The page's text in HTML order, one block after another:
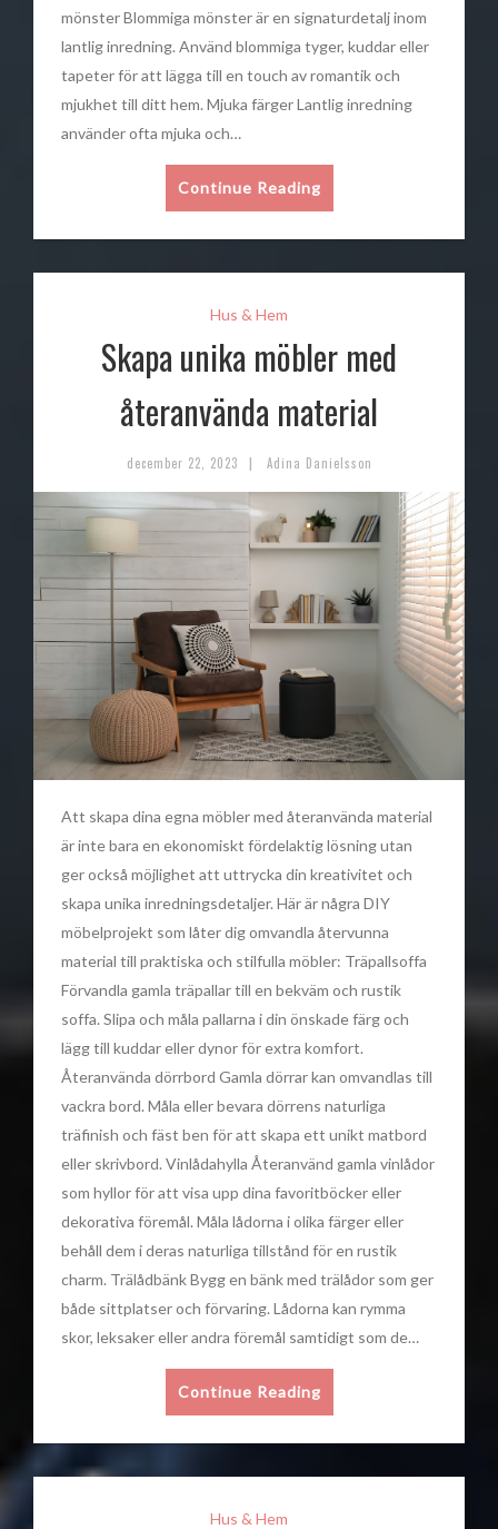
mönster Blommiga mönster är en signaturdetalj inom
lantlig inredning. Använd blommiga tyger, kuddar eller
tapeter för att lägga till en touch av romantik och
mjukhet till ditt hem. Mjuka färger Lantlig inredning
använder ofta mjuka och…
Continue Reading
Hus & Hem
Skapa unika möbler med
återanvända material
december 22, 2023 | Adina Danielsson
Att skapa dina egna möbler med återanvända material
är inte bara en ekonomiskt fördelaktig lösning utan
ger också möjlighet att uttrycka din kreativitet och
skapa unika inredningsdetaljer. Här är några DIY
möbelprojekt som låter dig omvandla återvunna
material till praktiska och stilfulla möbler: Träpallsoffa
Förvandla gamla träpallar till en bekväm och rustik
soffa. Slipa och måla pallarna i din önskade färg och
lägg till kuddar eller dynor för extra komfort.
Återanvända dörrbord Gamla dörrar kan omvandlas till
vackra bord. Måla eller bevara dörrens naturliga
träfinish och fäst ben för att skapa ett unikt matbord
eller skrivbord. Vinlådahylla Återanvänd gamla vinlådor
som hyllor för att visa upp dina favoritböcker eller
dekorativa föremål. Måla lådorna i olika färger eller
behåll dem i deras naturliga tillstånd för en rustik
charm. Trälådbänk Bygg en bänk med trälådor som ger
både sittplatser och förvaring. Lådorna kan rymma
skor, leksaker eller andra föremål samtidigt som de…
Continue Reading
Hus & Hem